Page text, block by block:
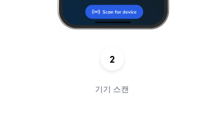
기기 스캔